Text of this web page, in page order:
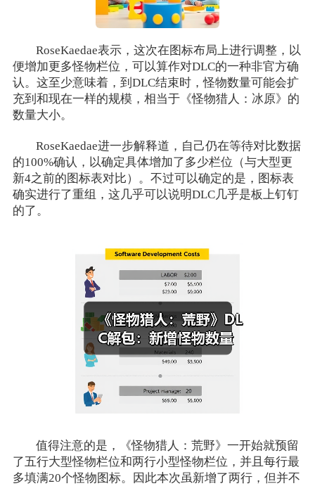
RoseKaedae表示，这次在图标布局上进行调整，以
便增加更多怪物栏位，可以算作对DLC的一种非官方确
认。这至少意味着，到DLC结束时，怪物数量可能会扩
充到和现在一样的规模，相当于《怪物猎人：冰原》的
数量大小。
RoseKaedae进一步解释道，自己仍在等待对比数据
的100%确认，以确定具体增加了多少栏位（与大型更
新4之前的图标表对比）。不过可以确定的是，图标表
确实进行了重组，这几乎可以说明DLC几乎是板上钉钉
的了。
值得注意的是，《怪物猎人：荒野》一开始就预留
了五行大型怪物栏位和两行小型怪物栏位，并且每行最
多填满20个怪物图标。因此本次虽新增了两行，但并不